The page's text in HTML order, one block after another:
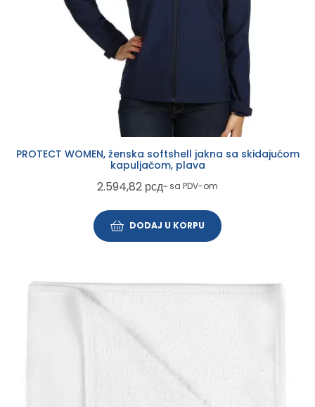
PROTECT WOMEN, ženska softshell jakna sa skidajućom
kapuljačom, plava
2.594,82 рсд~ sa PDV-om
DODAJ U KORPU